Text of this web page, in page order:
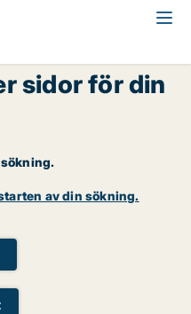
sidor för din
av din sökning.